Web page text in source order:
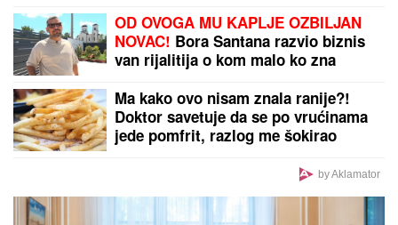
OD OVOGA MU KAPLJE OZBILJAN
NOVAC! Bora Santana razvio biznis
van rijalitija o kom malo ko zna
Ma kako ovo nisam znala ranije?!
Doktor savetuje da se po vrućinama
jede pomfrit, razlog me šokirao
by Aklamator